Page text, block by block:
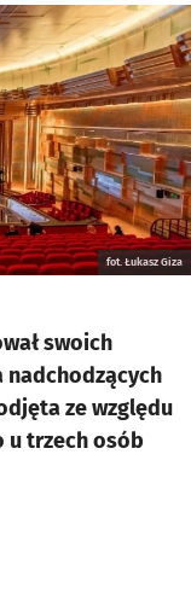
fot. Łukasz Giza
swoich
nadchodzących
ze względu
u trzech osób